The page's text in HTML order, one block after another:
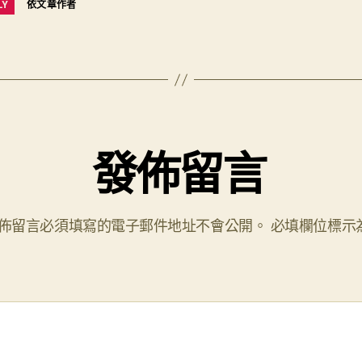
依文章作者
發佈留言
留言必須填寫的電子郵件地址不會公開。 必填欄位標